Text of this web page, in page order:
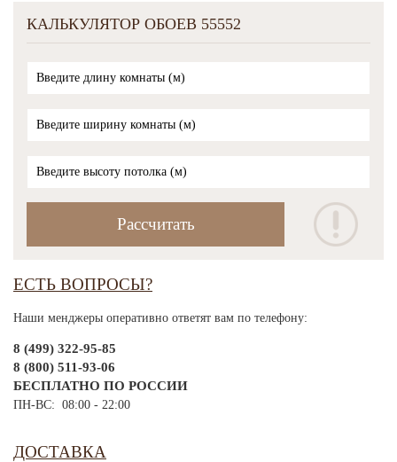
КАЛЬКУЛЯТОР ОБОЕВ 55552
ЕСТЬ ВОПРОСЫ?
Наши менджеры оперативно ответят вам по телефону:
8 (499) 322-95-85
8 (800) 511-93-06
БЕСПЛАТНО ПО РОССИИ
ПН-ВС: 08:00 - 22:00
ДОСТАВКА